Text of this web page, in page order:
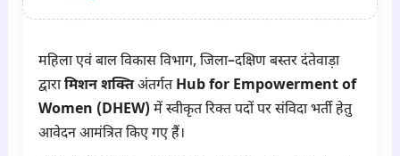
महिला एवं बाल विकास विभाग, जिला–दक्षिण बस्तर दंतेवाड़ा
द्वारामिशन शक्तिअंतर्गतHub for Empowerment of
Women (DHEW) में स्वीकृत रिक्त पदों पर संविदा भर्ती हेतु
आवेदन आमंत्रित किए गए हैं।